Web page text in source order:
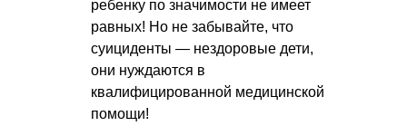
ребенку по значимости не имеет
равных! Но не забывайте, что
суициденты — нездоровые дети,
они нуждаются в
квалифицированной медицинской
помощи!